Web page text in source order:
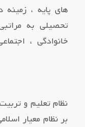
تحصیلی به
خانوادگی ،
بر نظام معیار